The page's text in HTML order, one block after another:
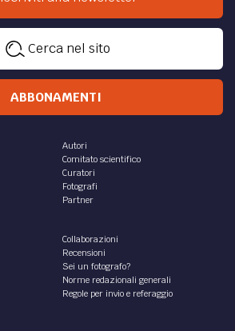
Cerca nel sito
ABBONAMENTI
Autori
Comitato scientifico
Curatori
Fotografi
Partner
Collaborazioni
Recensioni
Sei un fotografo?
Norme redazionali generali
Regole per invio e referaggio